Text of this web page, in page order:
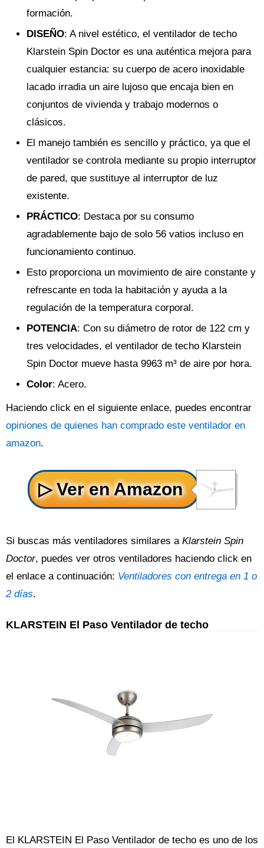
formación.
DISEÑO: A nivel estético, el ventilador de techo
Klarstein Spin Doctor es una auténtica mejora para
cualquier estancia: su cuerpo de acero inoxidable
lacado irradia un aire lujoso que encaja bien en
conjuntos de vivienda y trabajo modernos o
clásicos.
El manejo también es sencillo y práctico, ya que el
ventilador se controla mediante su propio interruptor
de pared, que sustituye al interruptor de luz
existente.
PRÁCTICO: Destaca por su consumo
agradablemente bajo de solo 56 vatios incluso en
funcionamiento continuo.
Esto proporciona un movimiento de aire constante y
refrescante en toda la habitación y ayuda a la
regulación de la temperatura corporal.
POTENCIA: Con su diámetro de rotor de 122 cm y
tres velocidades, el ventilador de techo Klarstein
Spin Doctor mueve hasta 9963 m³ de aire por hora.
Color: Acero.
Haciendo click en el siguiente enlace, puedes encontrar
opiniones de quienes han comprado este ventilador en
amazon.
Si buscas más ventiladores similares a Klarstein Spin
Doctor, puedes ver otros ventiladores haciendo click en
el enlace a continuación: Ventiladores con entrega en 1 o
2 días.
KLARSTEIN El Paso Ventilador de techo
El KLARSTEIN El Paso Ventilador de techo es uno de los